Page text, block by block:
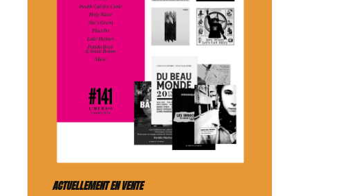
ACTUELLEMENT EN VENTE